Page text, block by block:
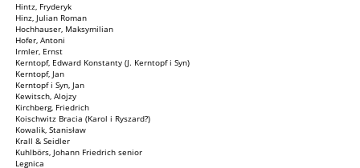
Hintz, Fryderyk
Hinz, Julian Roman
Hochhauser, Maksymilian
Hofer, Antoni
Irmler, Ernst
Kerntopf, Edward Konstanty (J. Kerntopf i Syn)
Kerntopf, Jan
Kerntopf i Syn, Jan
Kewitsch, Alojzy
Kirchberg, Friedrich
Koischwitz Bracia (Karol i Ryszard?)
Kowalik, Stanisław
Krall & Seidler
Kuhlbörs, Johann Friedrich senior
Legnica